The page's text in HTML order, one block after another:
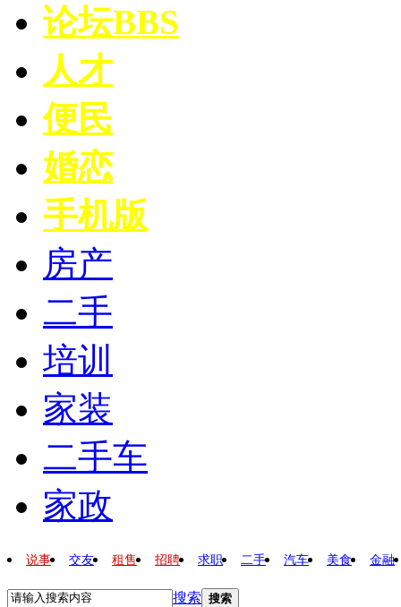
论坛BBS
人才
便民
婚恋
手机版
房产
二手
培训
家装
二手车
家政
说事 交友 租售 招聘 求职 二手 汽车 美食 金融
搜索 搜索